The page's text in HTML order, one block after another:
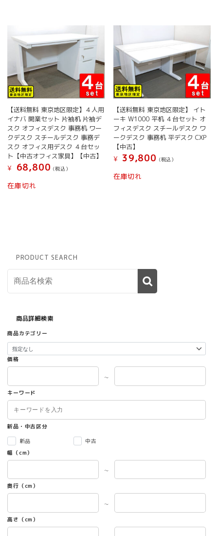
【送料無料 東京地区限定】４人用
イナバ 開業セット 片袖机 片袖デ
スク オフィスデスク 事務机 ワー
クデスク スチールデスク 事務デ
スク オフィス用デスク ４台セッ
ト【中古オフィス家具】【中古】
¥
68,800 (税込）
在庫切れ
【送料無料 東京地区限定】 イト
ーキ W1000 平机 ４台セット オ
フィスデスク スチールデスク ワ
ークデスク 事務机 平デスク CXP
【中古】
¥
39,800 (税込）
在庫切れ
PRODUCT SEARCH
商品詳細検索
商品カテゴリー
価格
～
キーワード
新品・中古区分
新品
中古
幅（cm）
～
奥行（cm）
～
高さ（cm）